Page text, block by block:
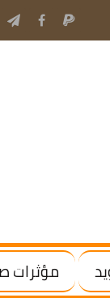
مؤثرات